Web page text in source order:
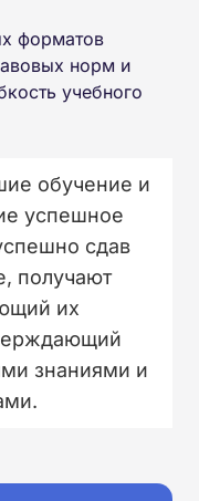
форматов
норм и
учебного
обучение и
успешное
сдав
получают
их
знаниями и